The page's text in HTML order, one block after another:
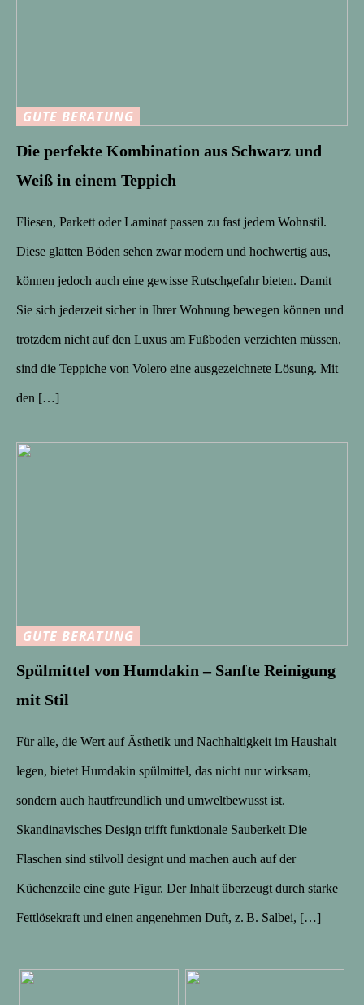
GUTE BERATUNG
Die perfekte Kombination aus Schwarz und
Weiß in einem Teppich
Fliesen, Parkett oder Laminat passen zu fast jedem Wohnstil.
Diese glatten Böden sehen zwar modern und hochwertig aus,
können jedoch auch eine gewisse Rutschgefahr bieten. Damit
Sie sich jederzeit sicher in Ihrer Wohnung bewegen können und
trotzdem nicht auf den Luxus am Fußboden verzichten müssen,
sind die Teppiche von Volero eine ausgezeichnete Lösung. Mit
den […]
GUTE BERATUNG
Spülmittel von Humdakin – Sanfte Reinigung
mit Stil
Für alle, die Wert auf Ästhetik und Nachhaltigkeit im Haushalt
legen, bietet Humdakin spülmittel, das nicht nur wirksam,
sondern auch hautfreundlich und umweltbewusst ist.
Skandinavisches Design trifft funktionale Sauberkeit Die
Flaschen sind stilvoll designt und machen auch auf der
Küchenzeile eine gute Figur. Der Inhalt überzeugt durch starke
Fettlösekraft und einen angenehmen Duft, z. B. Salbei, […]